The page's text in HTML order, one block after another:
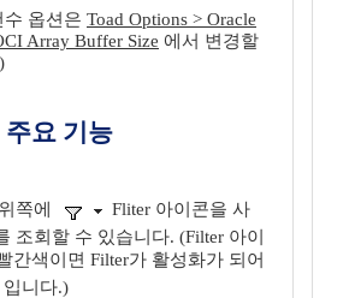
옵션은 Toad Options > Oracle
Array Buffer Size 에서 변경할
요 기능
쪽에
Fliter 아이콘을 사
조회할 수 있습니다. (Filter 아이
간색이면 Filter가 활성화가 되어
니다.)